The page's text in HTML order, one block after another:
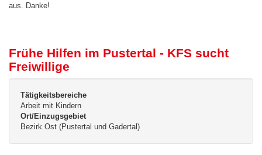
aus. Danke!
Frühe Hilfen im Pustertal - KFS sucht
Freiwillige
Tätigkeitsbereiche
Arbeit mit Kindern
Ort/Einzugsgebiet
Bezirk Ost (Pustertal und Gadertal)